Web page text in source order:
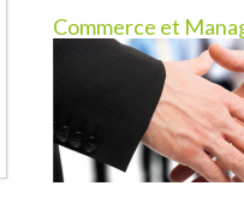
Commerce et